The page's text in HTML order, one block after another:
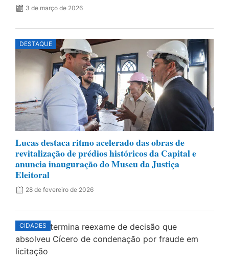
3 de março de 2026
DESTAQUE
Lucas destaca ritmo acelerado das obras de
revitalização de prédios históricos da Capital e
anuncia inauguração do Museu da Justiça
Eleitoral
28 de fevereiro de 2026
CIDADES